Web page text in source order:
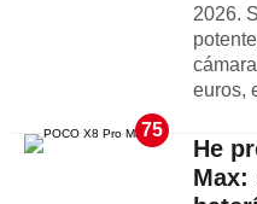
2026.
euros,
75
He
Max: